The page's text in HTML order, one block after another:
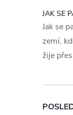
JAK SE
Jak se
zemí,
žije